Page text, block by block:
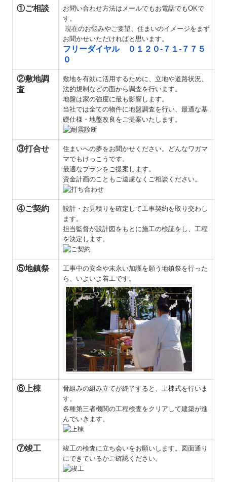
①ご相談
お問い合わせ方法はメールでもお電話でもOKで
す。
現在のお悩みやご要望、住まいのイメージをまず
お聞かせいただければと思います。
フリーダイヤル ０１２０-７１-７７５
０
②敷地調
査
敷地を有効に活用するために、立地や道路状況、
法的規制などの面から調査を行います。
地盤は家の強度に最も影響します。
当社では全ての物件に地盤調査を行い、最適な基
礎仕様・地盤改良をご提案いたします。
③打合せ
住まいへの夢をお聞かせください。どんなワガマ
マでもけっこうです。
最適なプランをご提案します。
資金計画のこともご遠慮なくご相談ください。
④ご契約
設計・お見積りを確定して工事契約を取り交わし
ます。
担当監督が設計図をもとに施工の検証をし、工程
を決定します。
⑤地鎮祭
工事中の安全や末永い加護を願う地鎮祭を行った
ら、いよいよ着工です。
⑥上棟
骨組みの組み立てが終了すると、上棟式を行いま
す。
各種第三者機関の工程検査をクリアして建築が進
んでいきます。
⑦竣工
竣工の検査に立ち会いをお願いします。図面通り
にできているかご確認ください。